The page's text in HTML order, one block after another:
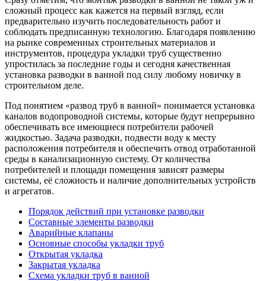
сложный процесс как кажется на первый взгляд, если
предварительно изучить последовательность работ и
соблюдать предписанную технологию. Благодаря появлению
на рынке современных строительных материалов и
инструментов, процедура укладки труб существенно
упростилась за последние годы и сегодня качественная
установка разводки в ванной под силу любому новичку в
строительном деле.
Под понятием «развод труб в ванной» понимается установка
каналов водопроводной системы, которые будут непрерывно
обеспечивать все имеющиеся потребители рабочей
жидкостью. Задача разводки, подвести воду к месту
расположения потребителя и обеспечить отвод отработанной
среды в канализационную систему. От количества
потребителей и площади помещения зависят размеры
системы, её сложность и наличие дополнительных устройств
и агрегатов.
Порядок действий при установке разводки
Составные элементы разводки
Аварийные клапаны
Основные способы укладки труб
Открытая укладка
Закрытая укладка
Схема укладки труб в ванной